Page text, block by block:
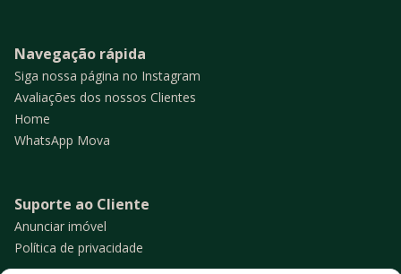
Navegação rápida
Siga nossa página no Instagram
Avaliações dos nossos Clientes
Home
WhatsApp Mova
Suporte ao Cliente
Anunciar imóvel
Política de privacidade